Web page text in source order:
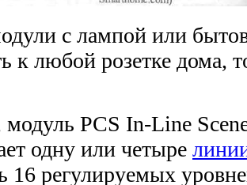
с лампой или
к любой розетке дома,
PCS In-Line
одну или четыре
16 регулируемых